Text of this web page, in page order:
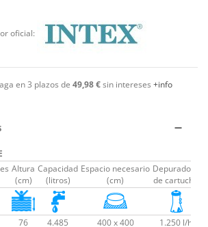
oficial:
en 3 plazos de 49,98 €sin intereses +info
Altura
(cm)
Capacidad
(litros)
Espacio necesario
(cm)
Depuradora
de cartucho
76 4.485 400 x 400 1.250 l/h